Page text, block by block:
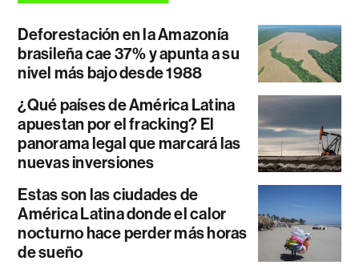
Deforestación en la Amazonía
brasileña cae 37% y apunta a su
nivel más bajo desde 1988
¿Qué países de América Latina
apuestan por el fracking? El
panorama legal que marcará las
nuevas inversiones
Estas son las ciudades de
América Latina donde el calor
nocturno hace perder más horas
de sueño